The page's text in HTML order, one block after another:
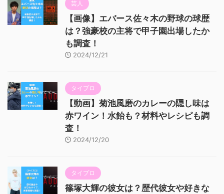
芸人
【画像】エバース佐々木の野球の球歴
は？強豪校の主将で甲子園出場したか
も調査！
2024/12/21
タイプロ
【動画】菊池風磨のカレーの隠し味は
赤ワイン！水飴も？材料やレシピも調
査！
2024/12/20
タイプロ
篠塚大輝の彼女は？歴代彼女や好きな